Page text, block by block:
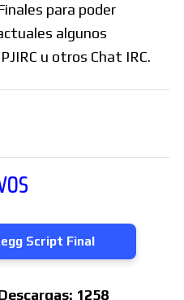
para poder
algunos
u otros Chat IRC.
Script Final
1258